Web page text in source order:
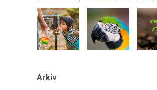
Arkiv